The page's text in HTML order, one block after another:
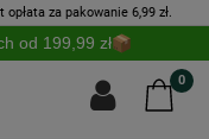
za pakowanie 6,99 zł.
od 199,99 zł
0